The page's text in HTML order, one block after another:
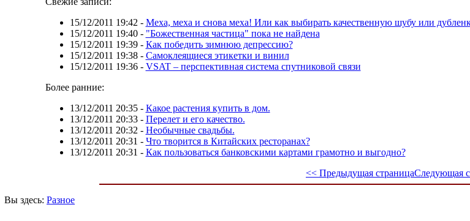
15/12/2011 19:42 - Меха, меха и снова меха! Или как выбирать качественную шубу или
15/12/2011 19:40- "Божественная частица" пока не найдена
15/12/2011 19:39- Как победить зимнюю депрессию?
15/12/2011 19:38- Самоклеящиеся этикетки и винил
15/12/2011 19:36- VSAT – перспективная система спутниковой связи
Более ранние:
13/12/2011 20:35- Какое растения купить в дом.
13/12/2011 20:33- Перелет и его качество.
13/12/2011 20:32 - Необычные свадьбы.
13/12/2011 20:31 - Что творится в Китайских ресторанах?
13/12/2011 20:31 - Как пользоваться банковскими картами грамотно и выгодно?
<< Предыдущая страницаСледующая
Вы здесь: Разное